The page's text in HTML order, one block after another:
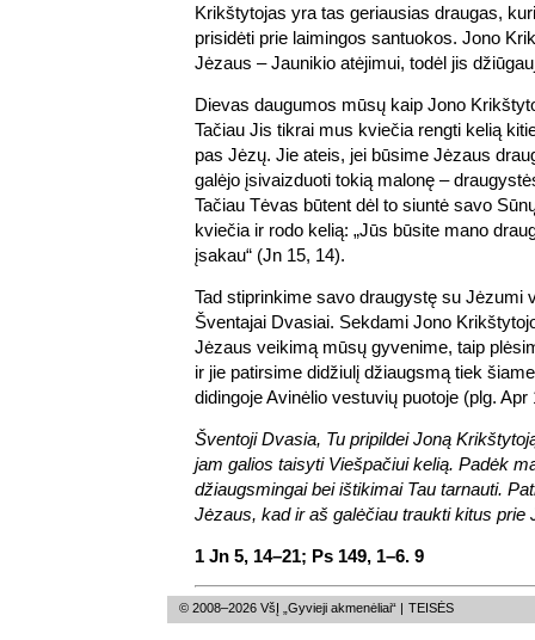
Krikštytojas yra tas geriausias draugas,
prisidėti prie laimingos santuokos. Jono
Jėzaus – Jaunikio atėjimui, todėl jis
Dievas daugumos mūsų kaip Jono
Tačiau Jis tikrai mus kviečia rengti kelią
pas Jėzų. Jie ateis, jei būsime Jėzaus
galėjo įsivaizduoti tokią malonę –
Tačiau Tėvas būtent dėl to siuntė savo
kviečia ir rodo kelią: „Jūs būsite mano
įsakau“ (Jn 15, 14).
Tad stiprinkime savo draugystę su Jėzumi
Šventajai Dvasiai. Sekdami Jono
Jėzaus veikimą mūsų gyvenime, taip
ir jie patirsime didžiulį džiaugsmą tiek
didingoje Avinėlio vestuvių puotoje (plg. Apr
Šventoji Dvasia, Tu pripildei Joną
jam galios taisyti Viešpačiui kelią. Padėk
džiaugsmingai bei ištikimai Tau tarnauti.
Jėzaus, kad ir aš galėčiau traukti kitus prie
1 Jn 5, 14–21; Ps 149, 1–6. 9
© 2008–2026 VšĮ „Gyvieji akmenėliai“ | TEISĖS